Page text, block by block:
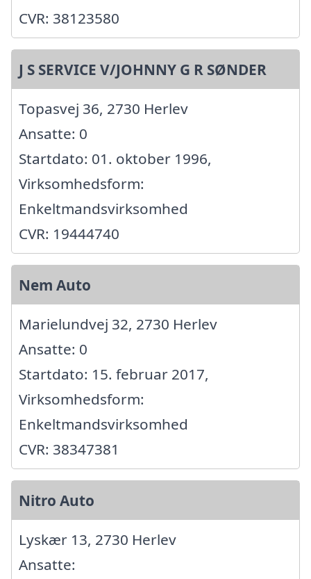
CVR: 38123580
J S SERVICE V/JOHNNY G R SØNDER
Topasvej 36, 2730 Herlev
Ansatte: 0
Startdato: 01. oktober 1996,
Virksomhedsform:
Enkeltmandsvirksomhed
CVR: 19444740
Nem Auto
Marielundvej 32, 2730 Herlev
Ansatte: 0
Startdato: 15. februar 2017,
Virksomhedsform:
Enkeltmandsvirksomhed
CVR: 38347381
Nitro Auto
Lyskær 13, 2730 Herlev
Ansatte: